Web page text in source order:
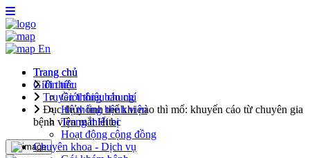
En
Trang chủ
Giới thiệu
Giới thiệu chung
Hệ thống bệnh viện
Trang thiết bị
Hoạt động cộng đồng
Chuyên khoa - Dịch vụ
Trang chủ
Tin tức
Truyền thông báo chí
Đục thủy tinh thể khi nào thì mổ: khuyến cáo từ chuyên gia
bệnh viện mắt Hitec